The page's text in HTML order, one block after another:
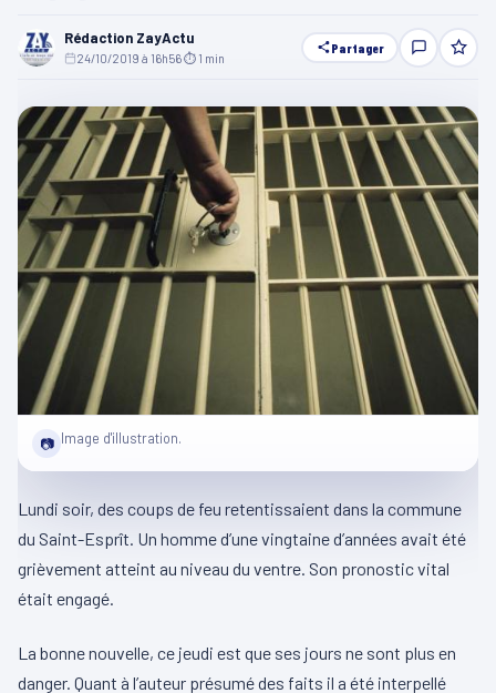
Rédaction ZayActu
24/10/2019 à 16h56⏱ 1 min
Partager
📷 Image d'illustration.
Lundi soir, des coups de feu retentissaient dans la commune
du Saint-Esprît. Un homme d’une vingtaine d’années avait été
grièvement atteint au niveau du ventre. Son pronostic vital
était engagé.
La bonne nouvelle, ce jeudi est que ses jours ne sont plus en
danger. Quant à l’auteur présumé des faits il a été interpellé